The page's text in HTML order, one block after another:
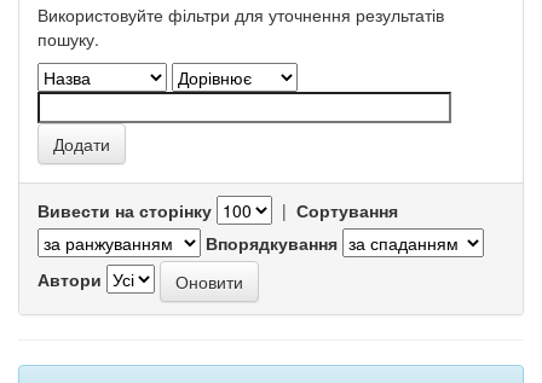
Використовуйте фільтри для уточнення результатів
пошуку.
Вивести на сторінку | Сортування
Впорядкування
Автори